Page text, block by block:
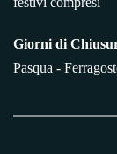
Giorni di
Pasqua -